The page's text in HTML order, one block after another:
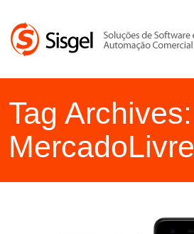
Tag Archives:
MercadoLivre